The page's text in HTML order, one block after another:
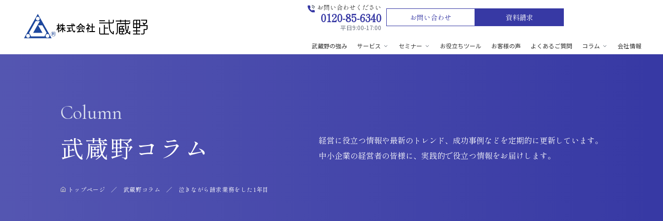
お問い合わせください
0120-85-6340
平日9:00-17:00
お問い合わせ 資料請求
武蔵野の強み サービス セミナー お役立ちツール お客様の声 よくあるご質問 コラム 会社情報
Column
武蔵野コラム
トップページ 武蔵野コラム 泣きながら請求業務をした1年目
経営に役立つ情報や最新のトレンド、成功事例などを定期的に更新しています。
中小企業の経営者の皆様に、実践的で役立つ情報をお届けします。